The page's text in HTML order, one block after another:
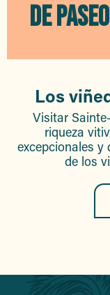
DE PASEO
Los
Visitar
riqueza
excepcionales y
de los